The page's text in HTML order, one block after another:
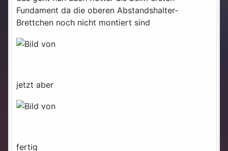
Fundament da die oberen Abstandshalter-
Brettchen noch nicht montiert sind
jetzt aber
fertig